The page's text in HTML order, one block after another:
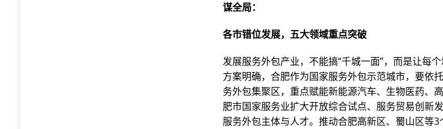
谋全局：
各市错位发展，五大领域重点突破
发展服务外包产业，不能搞“千城一面”，而是让每
方案明确，合肥作为国家服务外包示范城市，要依
务外包集聚区，重点赋能新能源汽车、生物医药、
肥市国家服务业扩大开放综合试点、服务贸易创新
服务外包主体与人才。推动合肥高新区、蜀山区等